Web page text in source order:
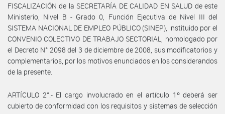
FISCALIZACIÓN de la SECRETARÍA DE CALIDAD EN SALUD de este
Ministerio, Nivel B - Grado 0, Función Ejecutiva de Nivel III del
SISTEMA NACIONAL DE EMPLEO PÚBLICO (SINEP), instituido por el
CONVENIO COLECTIVO DE TRABAJO SECTORIAL, homologado por
el Decreto N° 2098 del 3 de diciembre de 2008, sus modificatorios y
complementarios, por los motivos enunciados en los considerandos
de la presente.
ARTÍCULO 2°.- El cargo involucrado en el artículo 1º deberá ser
cubierto de conformidad con los requisitos y sistemas de selección